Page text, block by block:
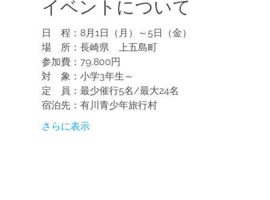
日　程：8月1日（月）～5日（金）
場　所：長崎県　上五島町
参加費：79,800円
対　象：小学3年生～
定　員：最少催行5名/最大24名
宿泊先：有川青少年旅行村
さらに表示